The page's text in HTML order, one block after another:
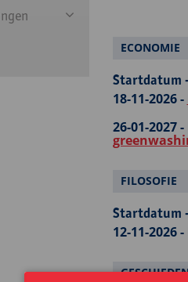
ECONOMIE
Startdatum
18-11-2026 -
26-01-2027 -
FILOSOFIE
Startdatum
12-11-2026 -